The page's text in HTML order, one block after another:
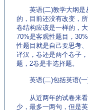
英语(二)教学大纲是
的，目前还没有改变，
卷结构应该是一样的，
70%是客观性题目，
性题目就是自己要思考
译汉，卷还是两个卷子
题，2卷是非选择题。
英语(二)包括英语(一)
从近两年的试卷来看
少，最多一两句，但是